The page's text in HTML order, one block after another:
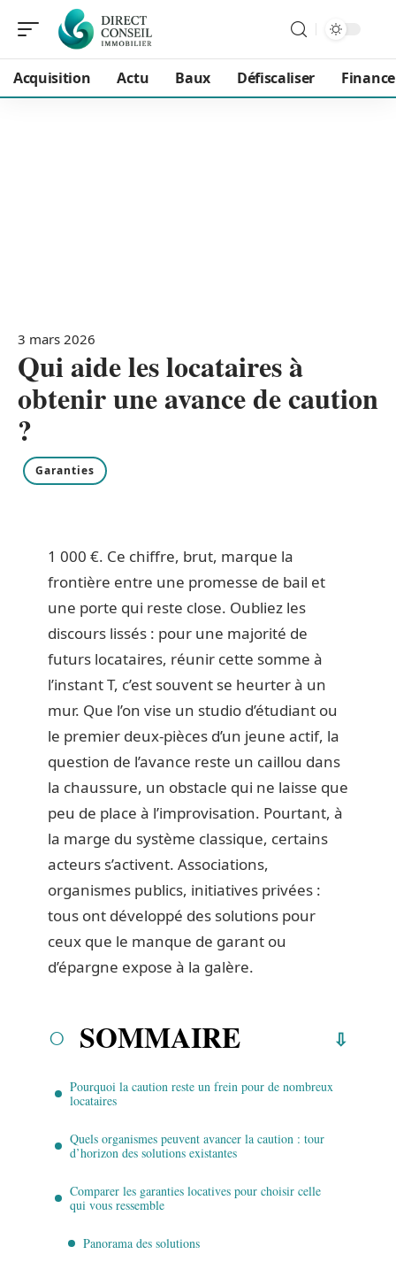
Acquisition Actu Baux Défiscaliser
3 mars 2026
Qui aide les locataires à
obtenir une avance de caution
?
Garanties
1 000 €. Ce chiffre, brut, marque la
frontière entre une promesse de bail et
une porte qui reste close. Oubliez les
discours lissés : pour une majorité de
futurs locataires, réunir cette somme à
l’instant T, c’est souvent se heurter à un
mur. Que l’on vise un studio d’étudiant ou
le premier deux-pièces d’un jeune actif, la
question de l’avance reste un caillou dans
la chaussure, un obstacle qui ne laisse que
peu de place à l’improvisation. Pourtant, à
la marge du système classique, certains
acteurs s’activent. Associations,
organismes publics, initiatives privées :
tous ont développé des solutions pour
ceux que le manque de garant ou
d’épargne expose à la galère.
SOMMAIRE
Pourquoi la caution reste un frein pour de nombreux
locataires
Quels organismes peuvent avancer la caution : tour
d’horizon des solutions existantes
Comparer les garanties locatives pour choisir celle
qui vous ressemble
Panorama des solutions